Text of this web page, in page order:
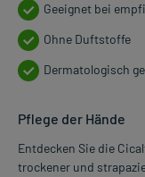
Geeignet bei
Ohne Duftstoffe
Dermatologisch
Pflege der Hände
Entdecken Sie die
trockener und